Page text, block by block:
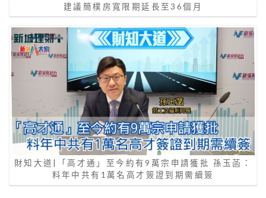
建議簡樸房寬限期延長至36個月
財知大道|「高才通」至今約有9萬宗申請獲批 孫玉菡：
料年中共有1萬名高才簽證到期需續簽